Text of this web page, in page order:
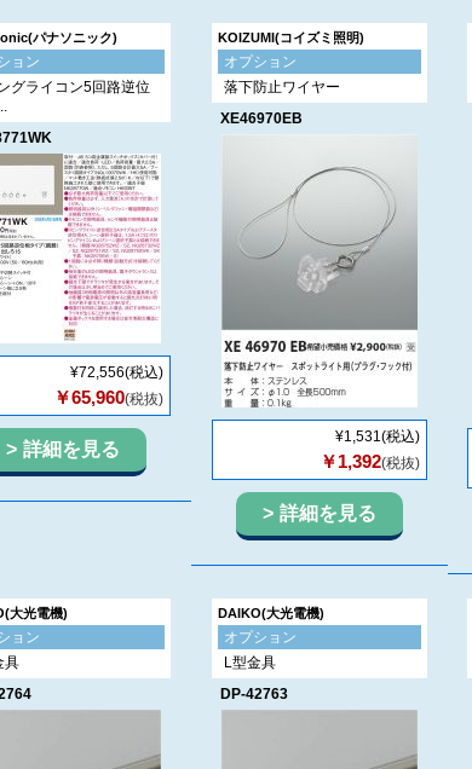
パナソニック)
ョン
グライコン5回路逆位
¥72,556(税込)
￥65,960(税抜)
詳細を見る
KOIZUMI(コイズミ照明)
オプション
落下防止ワイヤー
XE46970EB
¥1,531(税込)
￥1,392(税抜)
詳細を見る
大光電機)
ョン
具
DAIKO(大光電機)
オプション
L型金具
DP-42763